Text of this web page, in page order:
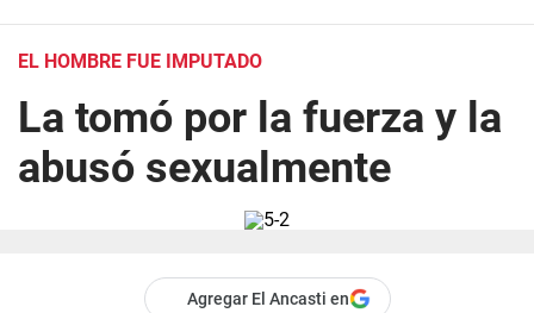
EL HOMBRE FUE IMPUTADO
La tomó por la fuerza y la
abusó sexualmente
Agregar El Ancasti en